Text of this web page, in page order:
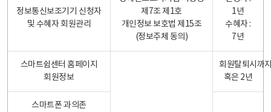
정보통신보조기기 신청자
및 수혜자 회원관리
제7조 제1호
개인정보 보호법 제15조
(정보주체 동의)
1년
수혜자 :
7년
스마트쉼센터 홈페이지
회원정보
회원탈퇴시까
혹은 2년
스마트폰 과의존